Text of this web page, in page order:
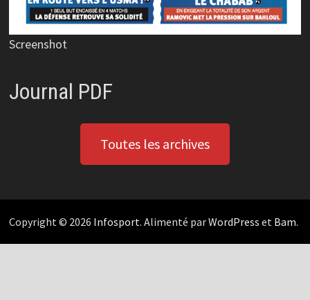
Screenshot
Journal PDF
Toutes les archives
Copyright © 2026 Infosport. Alimenté parWordPress et Bam.